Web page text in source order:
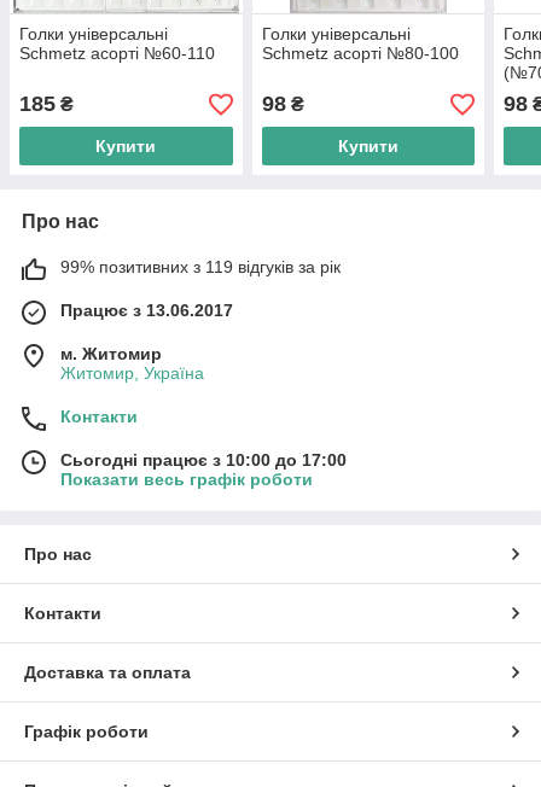
Голки універсальні
Schmetz асорті №60-110
185 ₴
Купити
Голки універсальні
Schmetz асорті №80-100
98₴
Купити
98
Про нас
99% позитивних з 119 відгуків за рік
Працює з 13.06.2017
м. Житомир
Житомир, Україна
Контакти
Сьогодні працює з 10:00 до 17:00
Показати весь графік роботи
Про нас
Контакти
Доставка та оплата
Графік роботи